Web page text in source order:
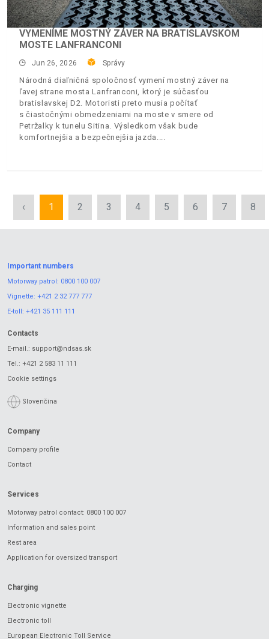
VYMENÍME MOSTNÝ ZÁVER NA BRATISLAVSKOM
MOSTE LANFRANCONI
Jun 26, 2026 Správy
Národná diaľničná spoločnosť vymení mostný záver na
ľavej strane mosta Lanfranconi, ktorý je súčasťou
bratislavskej D2. Motoristi preto musia počítať
s čiastočnými obmedzeniami na moste v smere od
Petržalky k tunelu Sitina. Výsledkom však bude
komfortnejšia a bezpečnejšia jazda.
‹ 1 2 3 4 5 6 7 8
Important numbers
Motorway patrol: 0800 100 007
Vignette: +421 2 32 777 777
E-toll: +421 35 111 111
Contacts
E-mail.: support@ndsas.sk
Tel.: +421 2 583 11 111
Cookie settings
Slovenčina
Company
Company profile
Contact
Services
Motorway patrol contact: 0800 100 007
Information and sales point
Rest area
Application for oversized transport
Charging
Electronic vignette
Electronic toll
European Electronic Toll Service